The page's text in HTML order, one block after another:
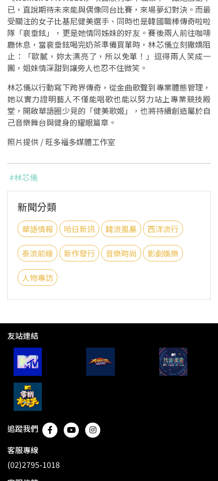
已，直說期待未來能與偶像同台比賽，來場夢幻對決。而最
受關注的女子比基尼健美選手、同時也是韓國職棒傳奇啦啦
隊「裵垂鉉」，更是她情同姊妹的好友。賽後兩人前往咖啡
廳休息，當裵垂鉉喝完奶茶準備買單時，林芯儀立刻撒嬌阻
止：「歐膩，妳太漂亮了，所以免單！」逗得兩人笑成一
團，姐妹情深甜到讓旁人也忍不住微笑。
林芯儀以行動寫下跨界傳奇，從金曲歌聲到專業體態管理，
她以實力證明藝人不僅能唱歌也能以努力站上專業競技殿
堂，開啟華語圈少見的「健美歌姬」，也將持續創造屬於自
己音樂舞台與健身的耀眼篇章。
照片提供 / 旺多福多媒體工作室
#林芯儀
新聞分類
華語情報 哈日新訊 韓流風暴 西洋流行
泰流前線 新作發行 音樂時尚 影劇娛樂
人物專訪
友站連結
追蹤我們
客服專線
(02)2795-1018